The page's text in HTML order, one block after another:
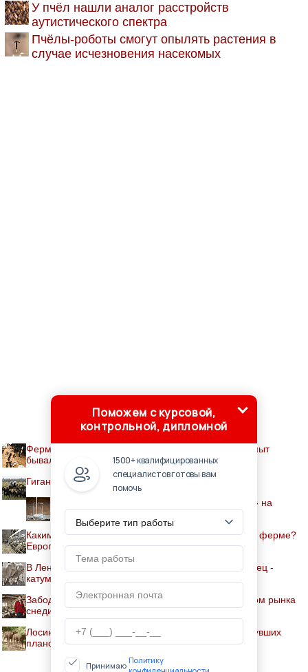
У пчёл нашли аналог расстройств
аутистического спектра
Пчёлы-роботы смогут опылять растения в
случае исчезновения насекомых
Фермерское козоводство и переработка сырья - опыт
бывалых
Гигантские размеры спасли быка от скотобойни
Фермер возрождает «молочное королевство» на
вулканическом острове в Японии
Каким должно быть освещение на свиноводческой ферме?
Европейские нормативы
В Ленинградской области вывели новую породу овец -
катумскую
Забодали Россию: Семья Кожановых стала лидером рынка
снеди из козьего молока
Лосиная ферма в костромской области – эхо рухнувших
планов переделать природу
Поможем с курсовой,
контрольной, дипломной
1500+ квалифицированных
специалистов готовы вам
помочь
Принимаю Политику